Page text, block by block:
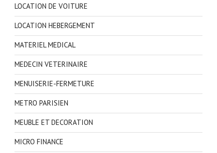
LOCATION DE VOITURE
LOCATION HEBERGEMENT
MATERIEL MEDICAL
MEDECIN VETERINAIRE
MENUISERIE-FERMETURE
METRO PARISIEN
MEUBLE ET DECORATION
MICRO FINANCE